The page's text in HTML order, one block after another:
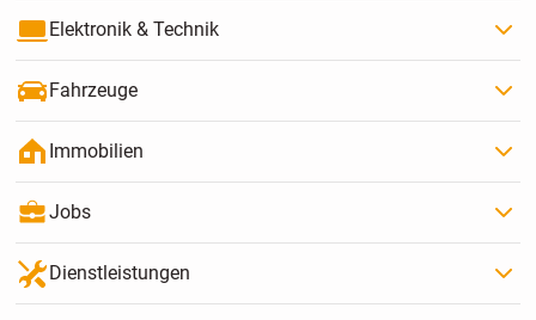
Elektronik & Technik
Fahrzeuge
Immobilien
Jobs
Dienstleistungen